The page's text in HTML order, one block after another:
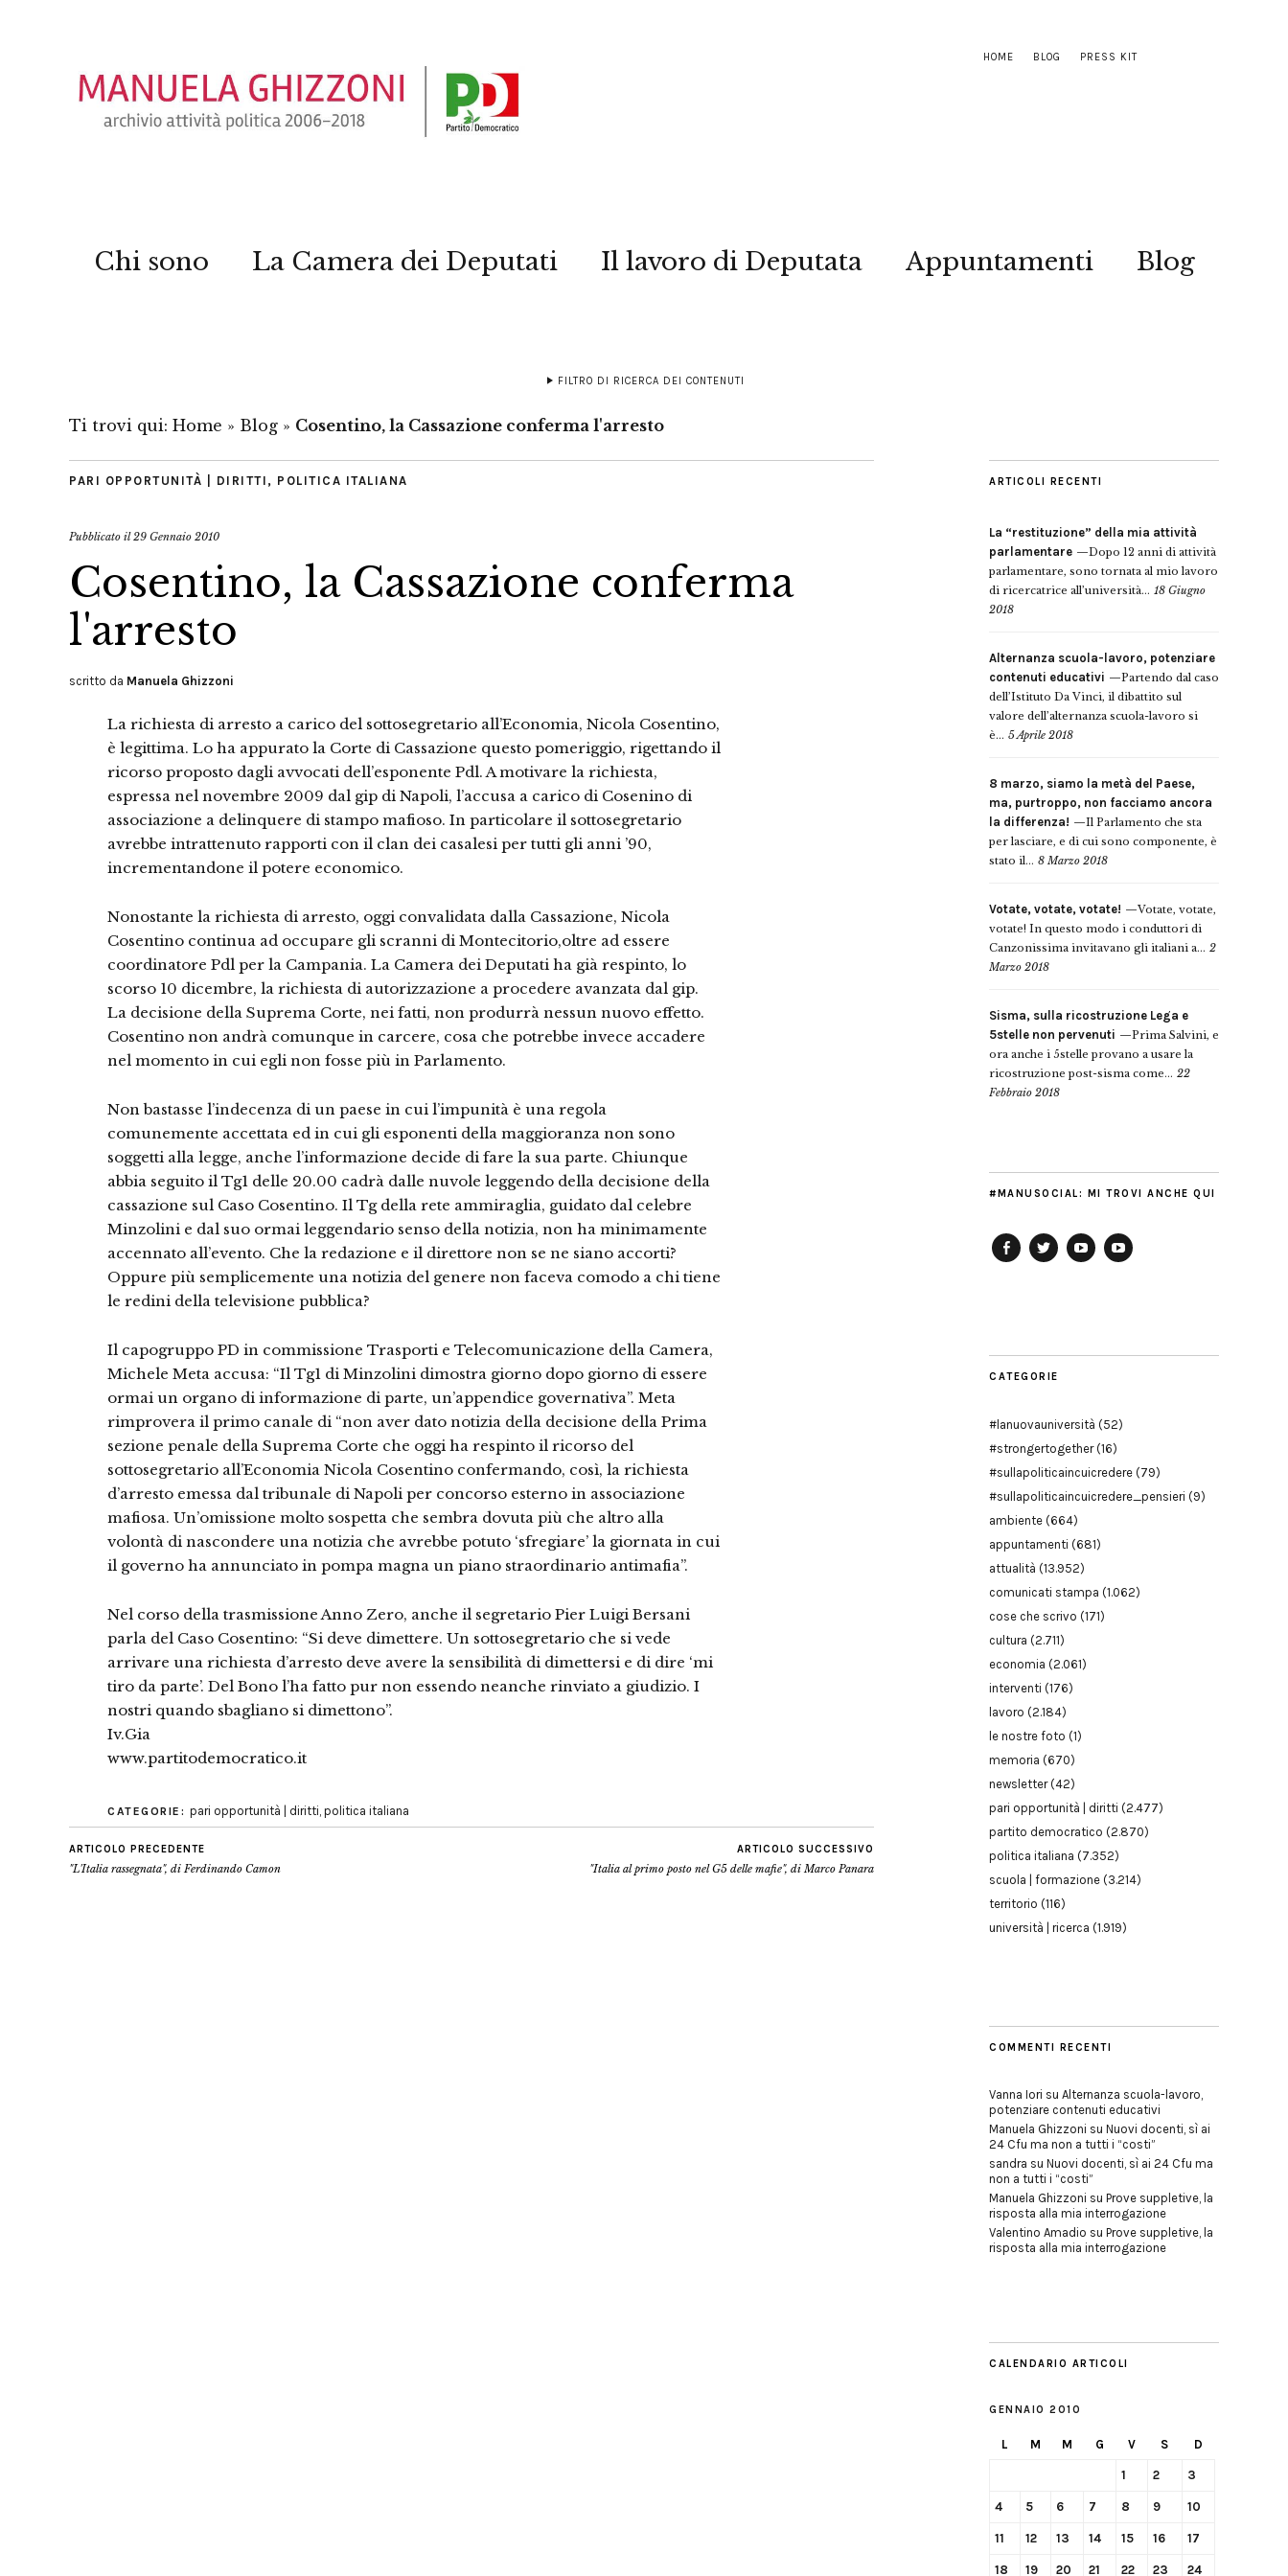
HOME BLOG PRESS KIT
Chi sono La Camera dei Deputati Il lavoro di Deputata Appuntamenti Blog
FILTRO DI RICERCA DEI CONTENUTI
Ti trovi qui: Home » Blog » Cosentino, la Cassazione conferma l'arresto
PARI OPPORTUNITÀ | DIRITTI , POLITICA ITALIANA
Pubblicato il29 Gennaio 2010
Cosentino, la Cassazione conferma
l'arresto
scritto da Manuela Ghizzoni
La richiesta di arresto a carico del sottosegretario all’Economia, Nicola Cosentino,
è legittima. Lo ha appurato la Corte di Cassazione questo pomeriggio, rigettando il
ricorso proposto dagli avvocati dell’esponente Pdl. A motivare la richiesta,
espressa nel novembre 2009 dal gip di Napoli, l’accusa a carico di Cosenino di
associazione a delinquere di stampo mafioso. In particolare il sottosegretario
avrebbe intrattenuto rapporti con il clan dei casalesi per tutti gli anni ’90,
incrementandone il potere economico.
Nonostante la richiesta di arresto, oggi convalidata dalla Cassazione, Nicola
Cosentino continua ad occupare gli scranni di Montecitorio,oltre ad essere
coordinatore Pdl per la Campania. La Camera dei Deputati ha già respinto, lo
scorso 10 dicembre, la richiesta di autorizzazione a procedere avanzata dal gip.
La decisione della Suprema Corte, nei fatti, non produrrà nessun nuovo effetto.
Cosentino non andrà comunque in carcere, cosa che potrebbe invece accadere
nel momento in cui egli non fosse più in Parlamento.
Non bastasse l’indecenza di un paese in cui l’impunità è una regola
comunemente accettata ed in cui gli esponenti della maggioranza non sono
soggetti alla legge, anche l’informazione decide di fare la sua parte. Chiunque
abbia seguito il Tg1 delle 20.00 cadrà dalle nuvole leggendo della decisione della
cassazione sul Caso Cosentino. Il Tg della rete ammiraglia, guidato dal celebre
Minzolini e dal suo ormai leggendario senso della notizia, non ha minimamente
accennato all’evento. Che la redazione e il direttore non se ne siano accorti?
Oppure più semplicemente una notizia del genere non faceva comodo a chi tiene
le redini della televisione pubblica?
Il capogruppo PD in commissione Trasporti e Telecomunicazione della Camera,
Michele Meta accusa: “Il Tg1 di Minzolini dimostra giorno dopo giorno di essere
ormai un organo di informazione di parte, un’appendice governativa”. Meta
rimprovera il primo canale di “non aver dato notizia della decisione della Prima
sezione penale della Suprema Corte che oggi ha respinto il ricorso del
sottosegretario all’Economia Nicola Cosentino confermando, così, la richiesta
d’arresto emessa dal tribunale di Napoli per concorso esterno in associazione
mafiosa. Un’omissione molto sospetta che sembra dovuta più che altro alla
volontà di nascondere una notizia che avrebbe potuto ‘sfregiare’ la giornata in cui
il governo ha annunciato in pompa magna un piano straordinario antimafia”.
Nel corso della trasmissione Anno Zero, anche il segretario Pier Luigi Bersani
parla del Caso Cosentino: “Si deve dimettere. Un sottosegretario che si vede
arrivare una richiesta d’arresto deve avere la sensibilità di dimettersi e di dire ‘mi
tiro da parte’. Del Bono l’ha fatto pur non essendo neanche rinviato a giudizio. I
nostri quando sbagliano si dimettono”.
Iv.Gia
www.partitodemocratico.it
CATEGORIE: pari opportunità | diritti, politica italiana
ARTICOLO PRECEDENTE
"L'Italia rassegnata", di Ferdinando Camon
ARTICOLO SUCCESSIVO
"Italia al primo posto nel G5 delle mafie", di Marco Panara
ARTICOLI RECENTI
La “restituzione” della mia attività
parlamentare
Dopo 12 anni di attività
parlamentare, sono tornata al mio lavoro
di ricercatrice all’università... 18 Giugno
2018
Alternanza scuola-lavoro, potenziare
contenuti educativi
Partendo dal caso
dell’Istituto Da Vinci, il dibattito sul
valore dell’alternanza scuola-lavoro si
è... 5 Aprile 2018
8 marzo, siamo la metà del Paese,
ma, purtroppo, non facciamo ancora
la differenza!
Il Parlamento che sta
per lasciare, e di cui sono componente, è
stato il... 8 Marzo 2018
Votate, votate, votate!
Votate, votate,
votate! In questo modo i conduttori di
Canzonissima invitavano gli italiani a... 2
Marzo 2018
Sisma, sulla ricostruzione Lega e
5stelle non pervenuti
Prima Salvini, e
ora anche i 5stelle provano a usare la
ricostruzione post-sisma come... 22
Febbraio 2018
#MANUSOCIAL: MI TROVI ANCHE QUI
CATEGORIE
#lanuovauniversità (52)
#strongertogether(16)
#sullapoliticaincuicredere (79)
#sullapoliticaincuicredere_pensieri (9)
ambiente (664)
appuntamenti (681)
attualità (13.952)
comunicati stampa (1.062)
cose che scrivo (171)
cultura (2.711)
economia (2.061)
interventi (176)
lavoro (2.184)
le nostre foto (1)
memoria (670)
newsletter(42)
pari opportunità | diritti (2.477)
partito democratico (2.870)
politica italiana (7.352)
scuola | formazione (3.214)
territorio (116)
università | ricerca (1.919)
COMMENTI RECENTI
Vanna Iori su Alternanza scuola-lavoro,
potenziare contenuti educativi
Manuela Ghizzoni su Nuovi docenti, sì ai
24 Cfu ma non a tutti i “costi”
sandra su Nuovi docenti, sì ai 24 Cfu ma
non a tutti i “costi”
Manuela Ghizzoni su Prove suppletive, la
risposta alla mia interrogazione
Valentino Amadio su Prove suppletive, la
risposta alla mia interrogazione
CALENDARIO ARTICOLI
GENNAIO 2010
L M M G V S D
1 2 3
4 5 6 7 8 9 10
11 12 13 14 15 16 17
18 19 20 21 22 23 24